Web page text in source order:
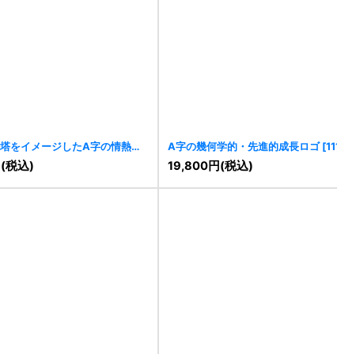
をイメージしたA字の情熱ロ
(税込)
A字の幾何学的・先進的成長ロゴ [
19,800円(税込)